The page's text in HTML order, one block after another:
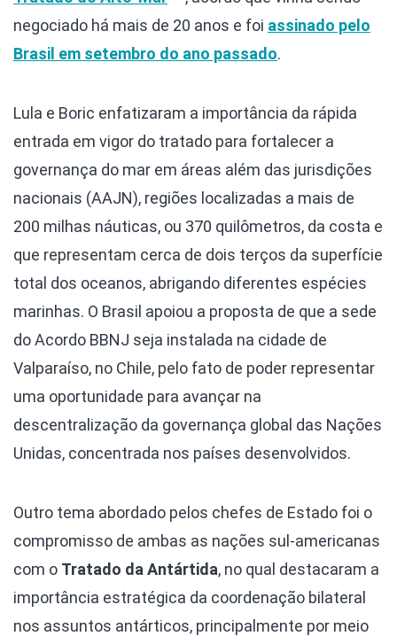
negociado há mais de 20 anos e foi assinado pelo
Brasil em setembro do ano passado.
Lula e Boric enfatizaram a importância da rápida
entrada em vigor do tratado para fortalecer a
governança do mar em áreas além das jurisdições
nacionais (AAJN), regiões localizadas a mais de
200 milhas náuticas, ou 370 quilômetros, da costa e
que representam cerca de dois terços da superfície
total dos oceanos, abrigando diferentes espécies
marinhas. O Brasil apoiou a proposta de que a sede
do Acordo BBNJ seja instalada na cidade de
Valparaíso, no Chile, pelo fato de poder representar
uma oportunidade para avançar na
descentralização da governança global das Nações
Unidas, concentrada nos países desenvolvidos.
Outro tema abordado pelos chefes de Estado foi o
compromisso de ambas as nações sul-americanas
com o Tratado da Antártida, no qual destacaram a
importância estratégica da coordenação bilateral
nos assuntos antárticos, principalmente por meio